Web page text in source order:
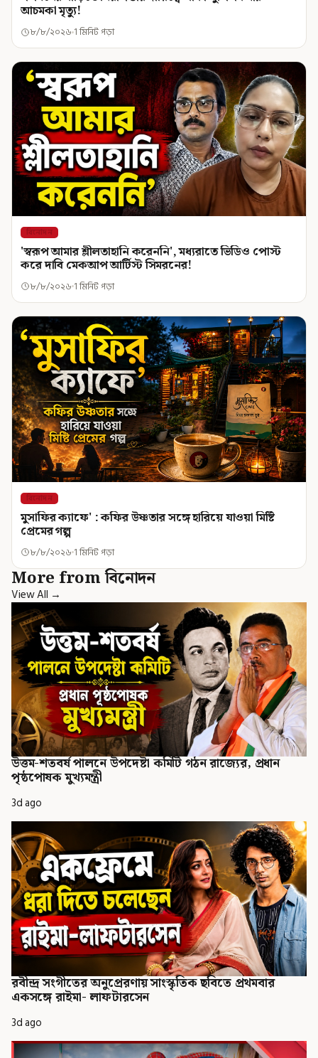
আচমকা মৃত্যু!
৮/৮/২০২৬ 1 মিনিট পড়া
বিনোদন
'স্বরূপ আমার শ্লীলতাহানি করেননি', মধ্যরাতে ভিডিও পোস্ট
করে দাবি মেকআপ আর্টিস্ট সিমরনের!
৮/৮/২০২৬ 1 মিনিট পড়া
বিনোদন
মুসাফির ক্যাফে' : কফির উষ্ণতার সঙ্গে হারিয়ে যাওয়া মিষ্টি
প্রেমের গল্প
৮/৮/২০২৬ 1 মিনিট পড়া
More from বিনোদন
View All →
উত্তম-শতবর্ষ পালনে উপদেষ্টা কমিটি গঠন রাজ্যের, প্রধান
পৃষ্ঠপোষক মুখ্যমন্ত্রী
3d ago
রবীন্দ্র সংগীতের অনুপ্রেরণায় সাংস্কৃতিক ছবিতে প্রথমবার
একসঙ্গে রাইমা- লাফটারসেন
3d ago